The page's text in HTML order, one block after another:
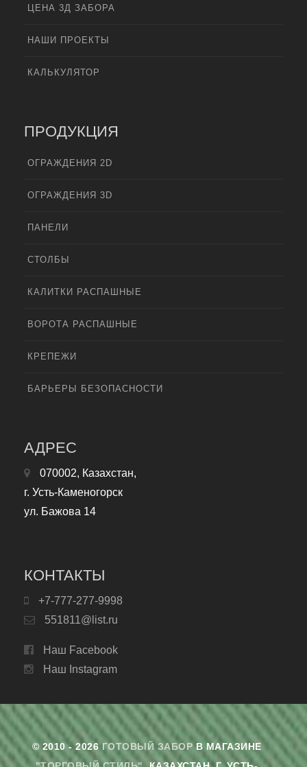
ЦЕНА 3Д ЗАБОРА
НАШИ ПРОЕКТЫ
КАЛЬКУЛЯТОР
ПРОДУКЦИЯ
ОГРАЖДЕНИЯ 2D
ОГРАЖДЕНИЯ 3D
ПАНЕЛИ
СТОЛБЫ
КАЛИТКИ РАСПАШНЫЕ
ВОРОТА РАСПАШНЫЕ
КРЕПЕЖИ
БАРЬЕРЫ БЕЗОПАСНОСТИ
АДРЕС
070002, Казахстан,
г. Усть-Каменогорск
ул. Бажова 14
КОНТАКТЫ
+7-777-277-9998
551811@list.ru
Наш Facebook
Наш Instagram
© 2010 - 2026 ГОТОВЫЙ ЗАБОРВ МАГАЗИНЕ